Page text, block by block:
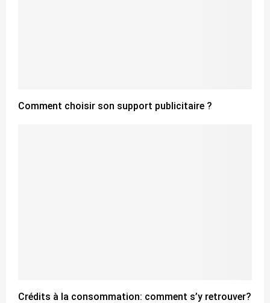
Comment choisir son support publicitaire ?
Crédits à la consommation: comment s’y retrouver?